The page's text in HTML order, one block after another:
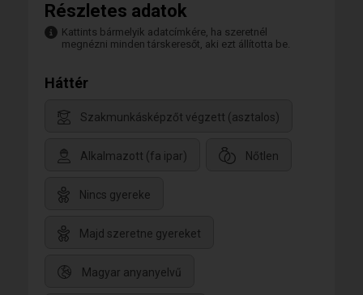
Részletes adatok
Kattints bármelyik adatcímkére, ha szeretnél
megnézni minden társkeresőt, aki ezt állította be.
Háttér
Szakmunkásképzőt végzett (asztalos)
Alkalmazott (fa ipar) Nőtlen
Nincs gyereke
Majd szeretne gyereket
Magyar anyanyelvű